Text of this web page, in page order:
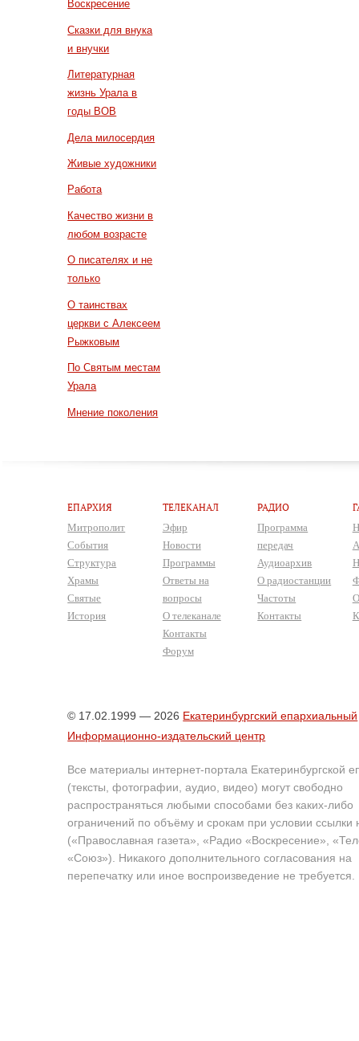
Воскресение
Сказки для внука
и внучки
Литературная
жизнь Урала в
годы ВОВ
Дела милосердия
Живые художники
Работа
Качество жизни в
любом возрасте
О писателях и не
только
О таинствах
церкви с Алексеем
Рыжковым
По Святым местам
Урала
Мнение поколения
ЕПАРХИЯ
Митрополит
События
Структура
Храмы
Святые
История
ТЕЛЕКАНАЛ
Эфир
Новости
Программы
Ответы на
вопросы
О телеканале
Контакты
Форум
РАДИО
Программа
передач
Аудиоархив
О радиостанции
Частоты
Контакты
© 17.02.1999 — 2026 Екатеринбургский епархиальный
Информационно-издательский центр
Все материалы интернет-портала Екатеринбургской
(тексты, фотографии, аудио, видео) могут свободно
распространяться любыми способами без каких-либо
ограничений по объёму и срокам при условии ссылки
(«Православная газета», «Радио «Воскресение»,
«Союз»). Никакого дополнительного согласования на
перепечатку или иное воспроизведение не требуется.